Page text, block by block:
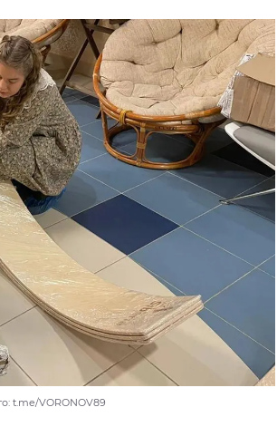
t.me/VORONOV89